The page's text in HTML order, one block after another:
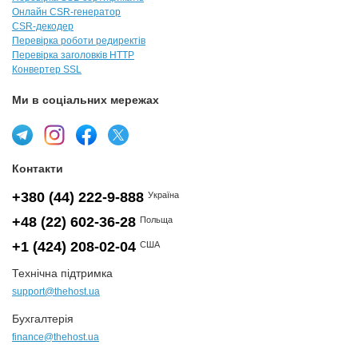
Онлайн CSR-генератор
CSR-декодер
Перевірка роботи редиректів
Перевірка заголовків HTTP
Конвертер SSL
Ми в соціальних мережах
Контакти
+380 (44) 222-9-888 Україна
+48 (22) 602-36-28 Польща
+1 (424) 208-02-04 США
Технічна підтримка
support@thehost.ua
Бухгалтерія
finance@thehost.ua